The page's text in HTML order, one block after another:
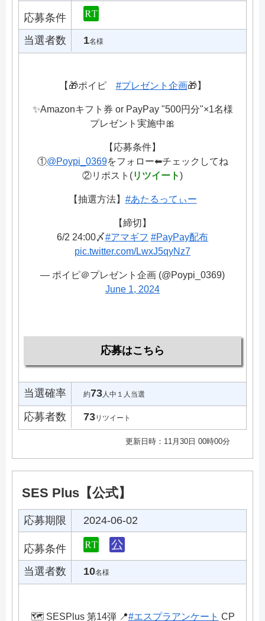
応募条件
当選者数
1名様
【🎁ポイピ #プレゼント企画🎁】
✨Amazonキフト券 or PayPay "500円分"×1名様
プレゼント実施中🎀
【応募条件】
①@Poypi_0369をフォロー⬅チェックしてね
②リポスト(リツイート)
【抽選方法】 #あたるってぃー
【締切】
6/2 24:00〆#アマギフ #PayPay配布
pic.twitter.com/LwxJ5qyNz7
— ポイピ＠プレゼント企画 (@Poypi_0369)
June 1, 2024
応募はこちら
当選確率 約73人中１人当選
応募者数 73リツイート
更新日時：11月30日 00時00分
SES Plus【公式】
応募期限 2024-06-02
応募条件
当選者数
10名様
🗺️ SESPlus 第14弾 📍#エスプラアンケート CP